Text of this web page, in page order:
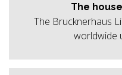
The
The Brucknerhaus
worldwide